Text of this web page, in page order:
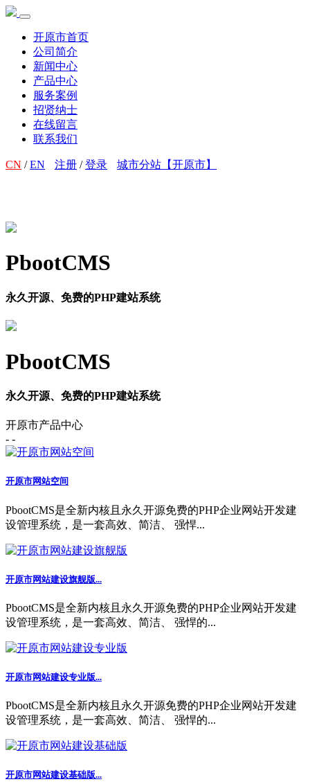
开原市首页
公司简介
新闻中心
产品中心
服务案例
招贤纳士
在线留言
联系我们
CN /EN 注册 /登录 城市分站【开原市】
PbootCMS
永久开源、免费的PHP建站系统
PbootCMS
永久开源、免费的PHP建站系统
开原市产品中心
- -
开原市网站空间
PbootCMS是全新内核且永久开源免费的PHP企业网站开发建
设管理系统，是一套高效、简洁、 强悍...
开原市网站建设旗舰版...
PbootCMS是全新内核且永久开源免费的PHP企业网站开发建
设管理系统，是一套高效、简洁、 强悍的...
开原市网站建设专业版...
PbootCMS是全新内核且永久开源免费的PHP企业网站开发建
设管理系统，是一套高效、简洁、 强悍的...
开原市网站建设基础版...